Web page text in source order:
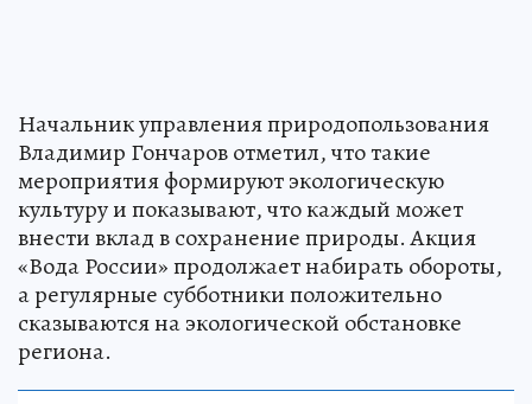
Начальник управления природопользования
Владимир Гончаров отметил, что такие
мероприятия формируют экологическую
культуру и показывают, что каждый может
внести вклад в сохранение природы. Акция
«Вода России» продолжает набирать обороты,
а регулярные субботники положительно
сказываются на экологической обстановке
региона.